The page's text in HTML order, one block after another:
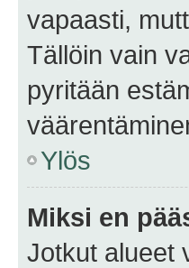
vapaasti,
Tällöin vain
pyritään
Ylös
Miksi en
Jotkut alueet